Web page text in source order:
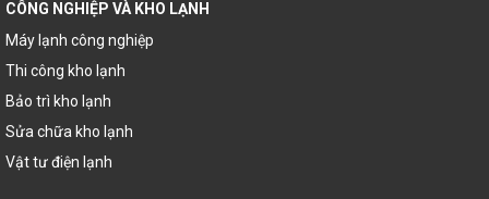
CÔNG NGHIỆP VÀ KHO LẠNH
Máy lạnh công nghiệp
Thi công kho lạnh
Bảo trì kho lạnh
Sửa chữa kho lạnh
Vật tư điện lạnh